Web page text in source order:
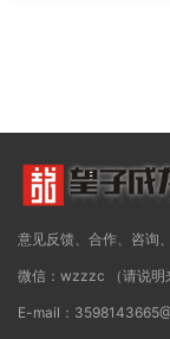
意见反馈、合作、咨询
微信：wzzzc （请说明
E-mail：